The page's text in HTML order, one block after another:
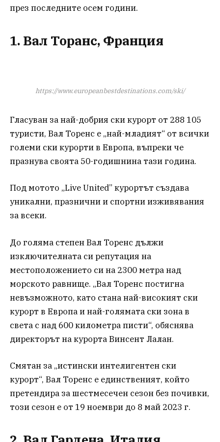
през последните осем години.
1. Вал Торанс, Франция
https://www.europeanbestdestinations.com/ski/
Гласуван за най-добрия ски курорт от 288 105
туристи, Вал Торенс е „най-младият“ от всички
големи ски курорти в Европа, въпреки че
празнува своята 50-годишнина тази година.
Под мотото „Live United” курортът създава
уникални, празнични и спортни изживявания
за всеки.
До голяма степен Вал Торенс дължи
изключителната си репутация на
местоположението си на 2300 метра над
морското равнище. „Вал Торенс постигна
невъзможното, като стана най-високият ски
курорт в Европа и най-голямата ски зона в
света с над 600 километра писти“, обяснява
директорът на курорта Винсент Лалан.
Смятан за „истински интелигентен ски
курорт“, Вал Торенс е единственият, който
претендира за шестмесечен сезон без почивки,
този сезон е от 19 ноември до 8 май 2023 г.